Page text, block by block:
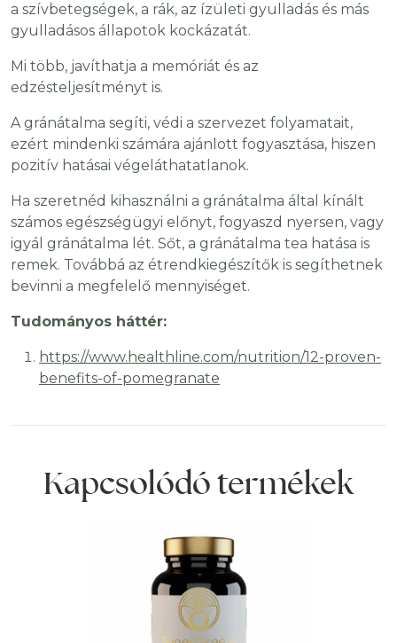
a szívbetegségek, a rák, az ízületi gyulladás és más
gyulladásos állapotok kockázatát.
Mi több, javíthatja a memóriát és az
edzésteljesítményt is.
A gránátalma segíti, védi a szervezet folyamatait,
ezért mindenki számára ajánlott fogyasztása, hiszen
pozitív hatásai végeláthatatlanok.
Ha szeretnéd kihasználni a gránátalma által kínált
számos egészségügyi előnyt, fogyaszd nyersen, vagy
igyál gránátalma lét. Sőt, a gránátalma tea hatása is
remek. Továbbá az étrendkiegészítők is segíthetnek
bevinni a megfelelő mennyiséget.
Tudományos háttér:
https://www.healthline.com/nutrition/12-proven-
benefits-of-pomegranate
Kapcsolódó termékek